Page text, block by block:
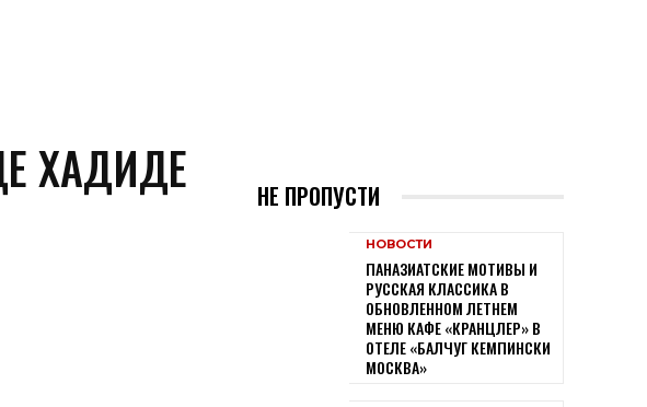
ХАДИДЕ НЕ ПРОПУСТИ
НОВОСТИ
ПАНАЗИАТСКИЕ МОТИВЫ И
РУССКАЯ КЛАССИКА В
ОБНОВЛЕННОМ ЛЕТНЕМ
МЕНЮ КАФЕ «КРАНЦЛЕР» В
ОТЕЛЕ «БАЛЧУГ КЕМПИНСКИ
МОСКВА»